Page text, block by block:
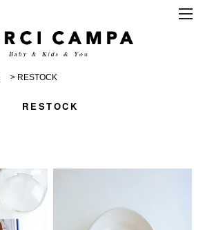
> RESTOCK
RESTOCK